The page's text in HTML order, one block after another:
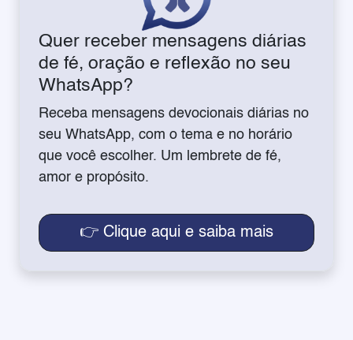
Quer receber mensagens diárias
de fé, oração e reflexão no seu
WhatsApp?
Receba mensagens devocionais diárias no
seu WhatsApp, com o tema e no horário
que você escolher. Um lembrete de fé,
amor e propósito.
👉 Clique aqui e saiba mais